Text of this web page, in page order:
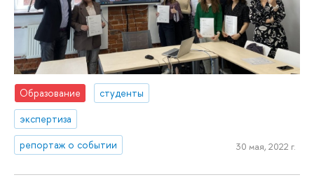
Образование
студенты
экспертиза
репортаж о событии
30 мая, 2022 г.